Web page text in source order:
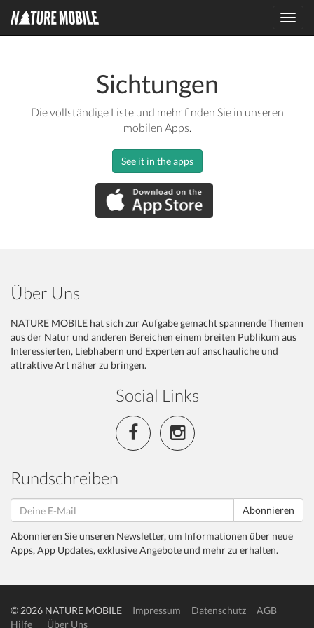
Sichtungen
Die vollständige Liste und mehr finden Sie in unseren
mobilen Apps.
See it in the apps
Über Uns
NATURE MOBILE hat sich zur Aufgabe gemacht spannende Themen
aus der Natur und anderen Bereichen einem breiten Publikum aus
Interessierten, Liebhabern und Experten auf anschauliche und
attraktive Art näher zu bringen.
Social Links
Rundschreiben
Abonnieren
Abonnieren Sie unseren Newsletter, um Informationen über neue
Apps, App Updates, exklusive Angebote und mehr zu erhalten.
© 2026 NATURE MOBILE Impressum Datenschutz
AGB
Hilfe
Über Uns